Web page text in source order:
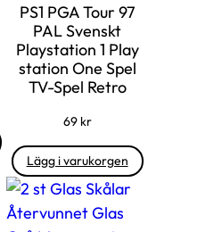
PS1 PGA Tour 97
PAL Svenskt
Playstation 1 Play
station One Spel
TV-Spel Retro
69 kr
Lägg i varukorgen